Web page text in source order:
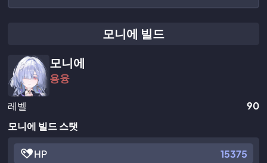
모니에 빌드
모니에
용융
레벨
90
모니에 빌드 스탯
HP
15375